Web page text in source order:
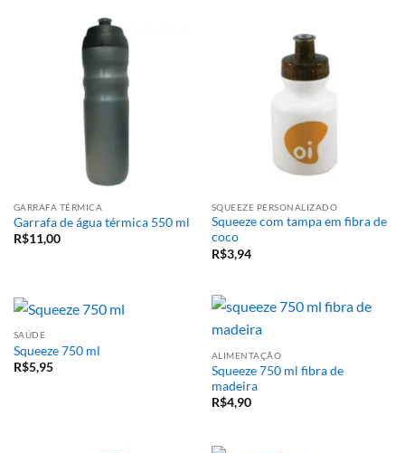
GARRAFA TÉRMICA
Garrafa de água térmica 550 ml
R$11,00
SQUEEZE PERSONALIZADO
Squeeze com tampa em fibra de
coco
R$3,94
SAÚDE
Squeeze 750 ml
R$5,95
ALIMENTAÇÃO
Squeeze 750 ml fibra de
madeira
R$4,90